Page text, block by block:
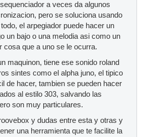
a veces da algunos
pero se soluciona usando
el arpegiador puede hacer un
un bajo o una melodia asi como un
cosa que a uno se le ocurra.
maquinon, tiene ese sonido roland
sintes como el alpha juno, el tipico
de hacer, tambien se pueden hacer
al estilo 303, salvando las
son muy particulares.
y dudas entre esta y otras y
una herramienta que te facilite la